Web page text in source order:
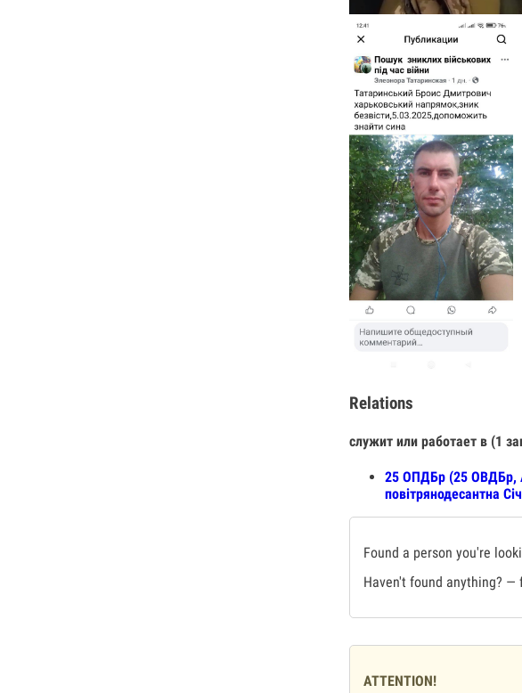
Relations
служит или работает в (1
25 ОПДБр (25 ОВДБр,
повітрянодесантна
Found a person you're
Haven't found anything? —
ATTENTION!